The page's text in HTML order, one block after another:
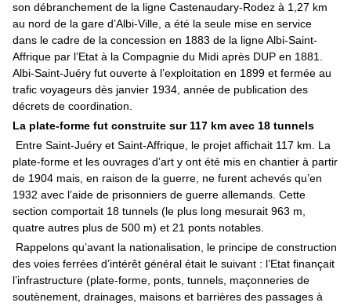
son débranchement de la ligne Castenaudary-Rodez à 1,27 km
au nord de la gare d’Albi-Ville, a été la seule mise en service
dans le cadre de la concession en 1883 de la ligne Albi-Saint-
Affrique par l’Etat à la Compagnie du Midi après DUP en 1881.
Albi-Saint-Juéry fut ouverte à l’exploitation en 1899 et fermée au
trafic voyageurs dès janvier 1934, année de publication des
décrets de coordination.
La plate-forme fut construite sur 117 km avec 18 tunnels
Entre Saint-Juéry et Saint-Affrique, le projet affichait 117 km. La
plate-forme et les ouvrages d’art y ont été mis en chantier à partir
de 1904 mais, en raison de la guerre, ne furent achevés qu’en
1932 avec l’aide de prisonniers de guerre allemands. Cette
section comportait 18 tunnels (le plus long mesurait 963 m,
quatre autres plus de 500 m) et 21 ponts notables.
Rappelons qu’avant la nationalisation, le principe de construction
des voies ferrées d’intérêt général était le suivant : l’Etat finançait
l’infrastructure (plate-forme, ponts, tunnels, maçonneries de
soutènement, drainages, maisons et barrières des passages à